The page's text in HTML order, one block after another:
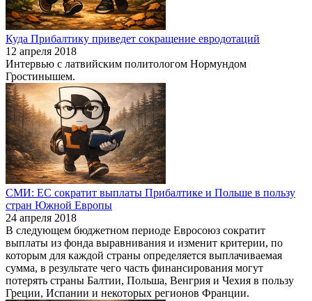
Куда Прибалтику приведет сокращение евродотаций
12 апреля 2018
Интервью с латвийским политологом Нормундом
Гростинышем.
СМИ: ЕС сократит выплаты Прибалтике и Польше в пользу
стран Южной Европы
24 апреля 2018
В следующем бюджетном периоде Евросоюз сократит
выплаты из фонда выравнивания и изменит критерии, по
которым для каждой страны определяется выплачиваемая
сумма, в результате чего часть финансирования могут
потерять страны Балтии, Польша, Венгрия и Чехия в пользу
Греции, Испании и некоторых регионов Франции.